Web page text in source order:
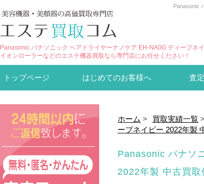
Panasonic
Panasonic パナソニック ヘアドライヤーナノケア EH-NA0G ディープネ
イオンローラーなどのエステ機器買取なら専門店にお任せください！
トップページ はじめてのお客様へ 査
ホーム > 買取実績一覧
ープネイビー 2022年製
Panasonic パナソ
2022年製 中古買取